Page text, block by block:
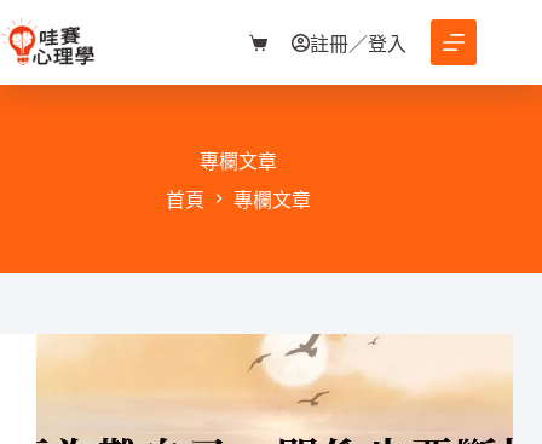
至
購
物
註冊／登入
專欄文章
首頁
專欄文章